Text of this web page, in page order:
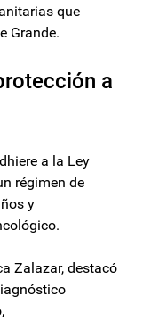
que
Grande.
a
a la Ley
régimen de
y
Zalazar, destacó